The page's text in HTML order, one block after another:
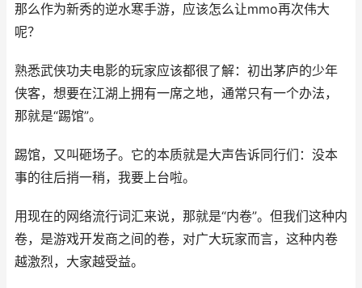
那么作为新秀的逆水寒手游，应该怎么让mmo再次伟大
呢？
熟悉武侠功夫电影的玩家应该都很了解：初出茅庐的少年
侠客，想要在江湖上拥有一席之地，通常只有一个办法，
那就是“踢馆”。
踢馆，又叫砸场子。它的本质就是大声告诉同行们：没本
事的往后捎一稍，我要上台啦。
用现在的网络流行词汇来说，那就是“内卷”。但我们这种内
卷，是游戏开发商之间的卷，对广大玩家而言，这种内卷
越激烈，大家越受益。